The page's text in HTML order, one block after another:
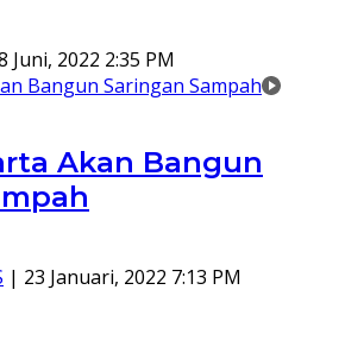
Juni, 2022 2:35 PM
Akan Bangun
| 23 Januari, 2022 7:13 PM